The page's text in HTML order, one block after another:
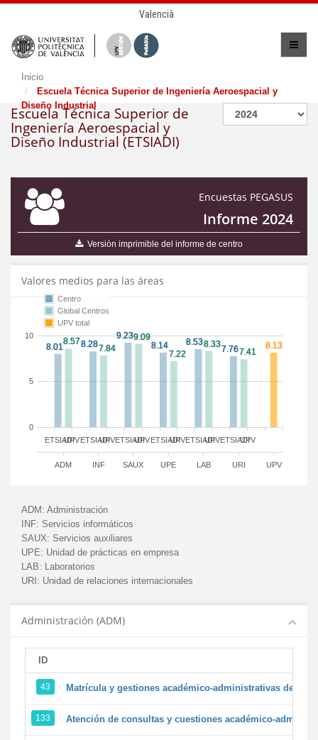
Valencià
Inicio
Escuela Técnica Superior de Ingeniería Aeroespacial y
Diseño Industrial
Escuela Técnica Superior de
Ingeniería Aeroespacial y
Diseño Industrial (ETSIADI)
Encuestas PEGASUS
Informe 2024
Versión imprimible del informe de centro
Valores medios para las áreas
ETSIADI ETSIADI ETSIADI ETSIADI ETSIADI ETSIADI
UPV UPV UPV UPV UPV UPV
ADM INF SAUX UPE LAB URI UPV
0
5
10
Centro
Global Centros
UPV total
ADM: Administración
INF: Servicios informáticos
SAUX: Servicios auxiliares
UPE: Unidad de prácticas en empresa
LAB: Laboratorios
URI: Unidad de relaciones internacionales
Administración (ADM)
ID
43 Matrícula y gestiones académico-administrativas de la
133 Atención de consultas y cuestiones académico-